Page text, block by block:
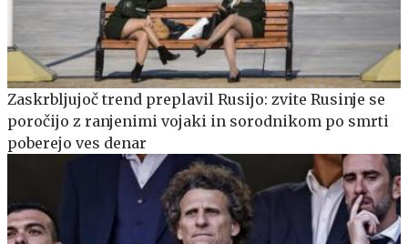
Zaskrbljujoč trend preplavil Rusijo: zvite Rusinje se
poročijo z ranjenimi vojaki in sorodnikom po smrti
poberejo ves denar